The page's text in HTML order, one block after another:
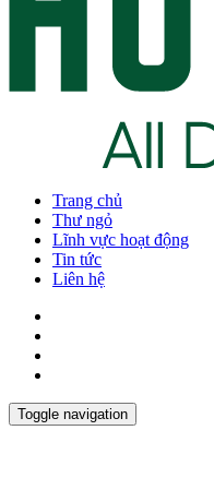
Trang chủ
Thư ngỏ
Lĩnh vực hoạt động
Tin tức
Liên hệ
Toggle navigation